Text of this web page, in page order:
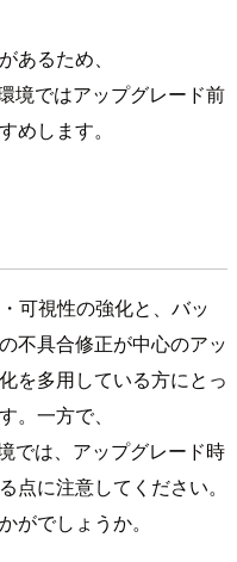
あるため、
境ではアップグレード前
めします。
可視性の強化と、バッ
不具合修正が中心のアッ
を多用している方にとっ
。一方で、
では、アップグレード時
点に注意してください。
がでしょうか。